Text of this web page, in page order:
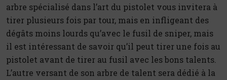
arbre spécialisé dans l’art du pistolet vous invitera à
tirer plusieurs fois par tour, mais en infligeant des
dégâts moins lourds qu’avec le fusil de sniper, mais
il est intéressant de savoir qu’il peut tirer une fois au
pistolet avant de tirer au fusil avec les bons talents.
L’autre versant de son arbre de talent sera dédié à la